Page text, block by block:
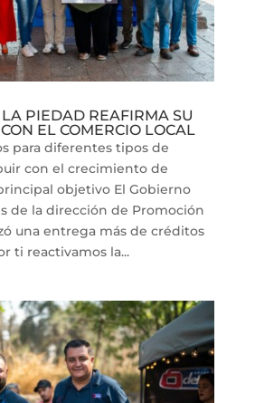
PIEDAD REAFIRMA SU
EL COMERCIO LOCAL
para diferentes tipos de
con el crecimiento de
objetivo El Gobierno
de la dirección de Promoción
una entrega más de créditos
ti reactivamos la...